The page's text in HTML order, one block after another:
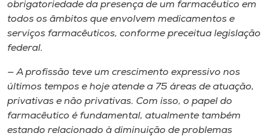
obrigatoriedade da presença de um farmacêutico em
todos os âmbitos que envolvem medicamentos e
serviços farmacêuticos, conforme preceitua legislação
federal.
— A profissão teve um crescimento expressivo nos
últimos tempos e hoje atende a 75 áreas de atuação,
privativas e não privativas. Com isso, o papel do
farmacêutico é fundamental, atualmente também
estando relacionado à diminuição de problemas